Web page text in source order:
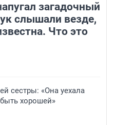
загадочный
слышали везде,
Что это
сестры: «Она уехала
хорошей»